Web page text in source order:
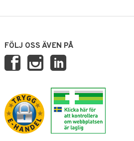
FÖLJ OSS ÄVEN PÅ